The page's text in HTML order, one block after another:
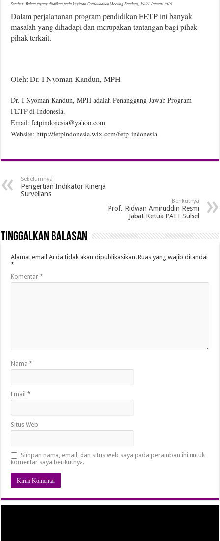
Sumber: Bahan tayang disajikan pada kegiatan Consolidation Meeting Bandung, 19-21 Januari 2016
Dalam perjalananan program pendidikan FETP ini banyak
masalah yang dihadapi dan merupakan tantangan bagi pihak-
pihak terkait.
Oleh: Dr. I Nyoman Kandun, MPH
Dr. I Nyoman Kandun, MPH adalah Penanggung Jawab Program
FETP di Indonesia.
Email: fetpindonesia@yahoo.com
Website: http://fetpindonesia.wix.com/fetp-indonesia
Sebelumnya
Pengertian Indikator Kinerja
Surveilans
Berikutnya
Prof. Ridwan Amiruddin Resmi
Jabat Ketua PAEI Sulsel
Tinggalkan Balasan
Alamat email Anda tidak akan dipublikasikan. Ruas yang wajib ditandai
*
Komentar*
Nama*
Email*
Situs Web
Simpan nama, email, dan situs web saya pada peramban ini untuk
komentar saya berikutnya.